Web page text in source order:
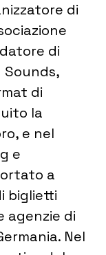
di
di
Sounds,
di
la
e nel
e
a
biglietti
agenzie di
Nel